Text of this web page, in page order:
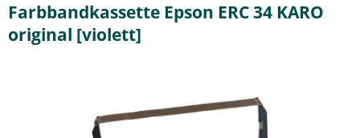
Farbbandkassette Epson ERC 34 KARO
original [violett]